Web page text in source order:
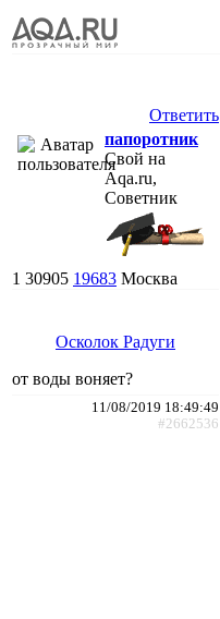
Ответить
папоротник
Свой на
Aqa.ru,
Советник
1 30905 19683 Москва
Осколок Радуги
от воды воняет?
11/08/2019 18:49:49
#2662536